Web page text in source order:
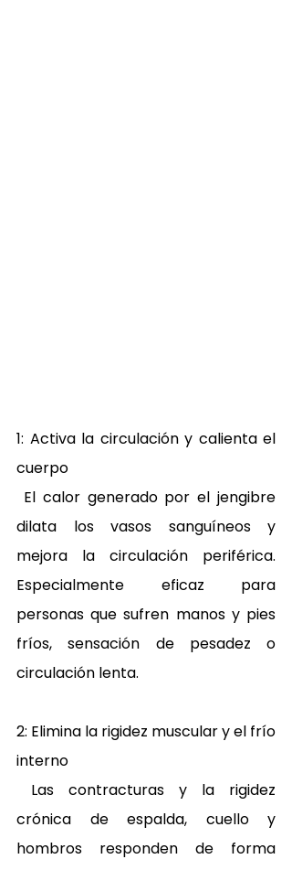
1: Activa la circulación y calienta el
cuerpo
El calor generado por el jengibre
dilata los vasos sanguíneos y
mejora la circulación periférica.
Especialmente eficaz para
personas que sufren manos y pies
fríos, sensación de pesadez o
circulación lenta.
2: Elimina la rigidez muscular y el frío
interno
Las contracturas y la rigidez
crónica de espalda, cuello y
hombros responden de forma